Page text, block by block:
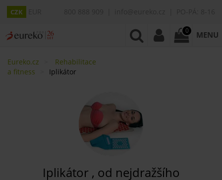
CZK
0 MENU
Eureko.cz
Rehabilitace
a fitness
Iplikátor
Iplikátor , od nejdražšího